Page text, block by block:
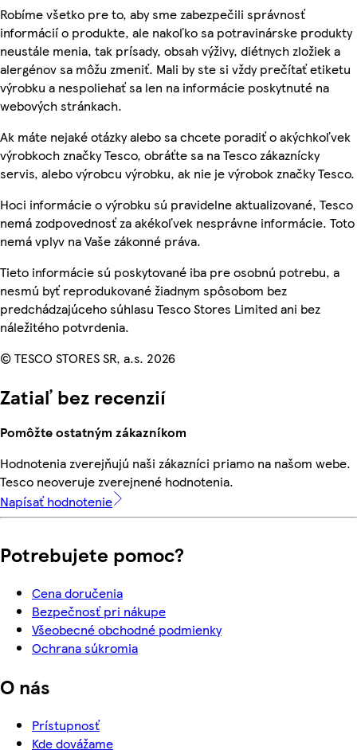
Robíme všetko pre to, aby sme zabezpečili správnosť
informácií o produkte, ale nakoľko sa potravinárske produkty
neustále menia, tak prísady, obsah výživy, diétnych zložiek a
alergénov sa môžu zmeniť. Mali by ste si vždy prečítať etiketu
výrobku a nespoliehať sa len na informácie poskytnuté na
webových stránkach.
Ak máte nejaké otázky alebo sa chcete poradiť o akýchkoľvek
výrobkoch značky Tesco, obráťte sa na Tesco zákaznícky
servis, alebo výrobcu výrobku, ak nie je výrobok značky Tesco.
Hoci informácie o výrobku sú pravidelne aktualizované, Tesco
nemá zodpovednosť za akékoľvek nesprávne informácie. Toto
nemá vplyv na Vaše zákonné práva.
Tieto informácie sú poskytované iba pre osobnú potrebu, a
nesmú byť reprodukované žiadnym spôsobom bez
predchádzajúceho súhlasu Tesco Stores Limited ani bez
náležitého potvrdenia.
© TESCO STORES SR, a.s. 2026
Zatiaľ bez recenzií
Pomôžte ostatným zákazníkom
Hodnotenia zverejňujú naši zákazníci priamo na našom webe.
Tesco neoveruje zverejnené hodnotenia.
Napísať hodnotenie
Potrebujete pomoc?
Cena doručenia
Bezpečnosť pri nákupe
Všeobecné obchodné podmienky
Ochrana súkromia
O nás
Prístupnosť
Kde dovážame